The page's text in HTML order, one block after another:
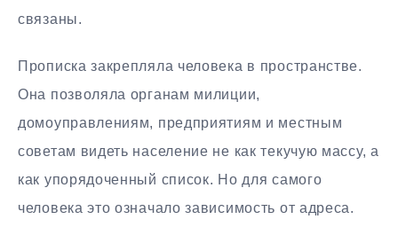
связаны.
Прописка закрепляла человека в пространстве.
Она позволяла органам милиции,
домоуправлениям, предприятиям и местным
советам видеть население не как текучую массу, а
как упорядоченный список. Но для самого
человека это означало зависимость от адреса.